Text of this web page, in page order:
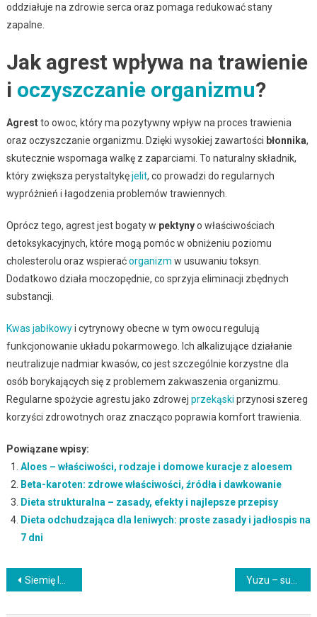
oddziałuje na zdrowie serca oraz pomaga redukować stany
zapalne.
Jak agrest wpływa na trawienie
i oczyszczanie organizmu?
Agrestto owoc, który ma pozytywny wpływ na proces trawienia
oraz oczyszczanie organizmu. Dzięki wysokiej zawartości błonnika,
skutecznie wspomaga walkę z zaparciami. To naturalny składnik,
który zwiększa perystaltykęjelit, co prowadzi do regularnych
wypróżnień i łagodzenia problemów trawiennych.
Oprócz tego, agrest jest bogaty w pektynyo właściwościach
detoksykacyjnych, które mogą pomóc w obniżeniu poziomu
cholesterolu oraz wspieraćorganizm w usuwaniu toksyn.
Dodatkowo działa moczopędnie, co sprzyja eliminacji zbędnych
substancji.
Kwas jabłkowyi cytrynowy obecne w tym owocu regulują
funkcjonowanie układu pokarmowego. Ich alkalizujące działanie
neutralizuje nadmiar kwasów, co jest szczególnie korzystne dla
osób borykających się z problemem zakwaszenia organizmu.
Regularne spożycie agrestu jako zdrowej przekąski przynosi szereg
korzyści zdrowotnych oraz znacząco poprawia komfort trawienia.
Powiązane wpisy:
Aloes – właściwości, rodzaje i domowe kuracje z aloesem
Beta-karoten: zdrowe właściwości, źródła i dawkowanie
Dieta strukturalna – zasady, efekty i najlepsze przepisy
Dieta odchudzająca dla leniwych: proste zasady i jadłospis na
7 dni
Nawigacja
wpisu
Siemię lniane: rodzaje, wartości odżywcze i prozdrowotne zalety